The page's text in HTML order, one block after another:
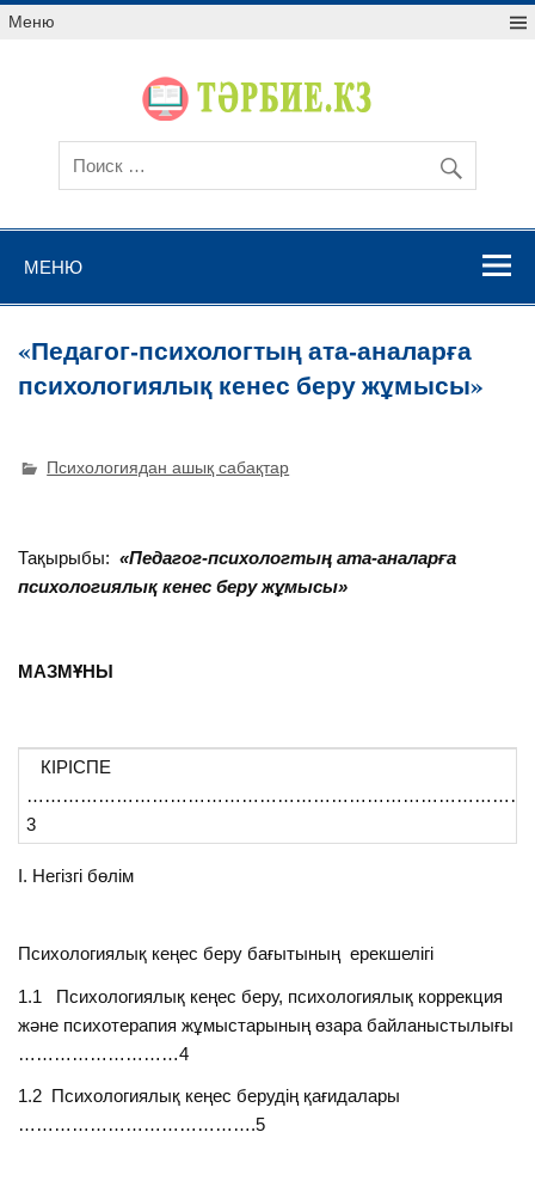
Меню
МЕНЮ
«Педагог-психологтың ата-аналарға
психологиялық кенес беру жұмысы»
Психологиядан ашық сабақтар
Тақырыбы: «Педагог-психологтың ата-аналарға
психологиялық кенес беру жұмысы»
МАЗМҰНЫ
КІРІСПЕ
3
І. Негізгі бөлім
Психологиялық кеңес беру бағытының ерекшелігі
1.1 Психологиялық кеңес беру, психологиялық коррекция
және психотерапия жұмыстарының өзара байланыстылығы
………………………4
1.2 Психологиялық кеңес берудің қағидалары
………………………………….5